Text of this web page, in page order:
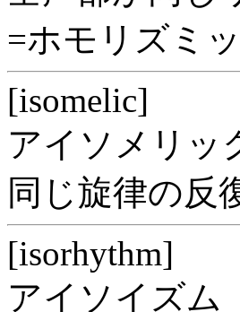
=ホモリズミ
[isomelic]
アイソメリッ
同じ旋律の反
[isorhythm]
アイソイズム